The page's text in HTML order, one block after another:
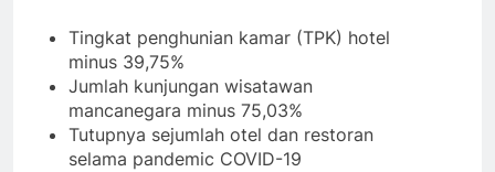
Tingkat penghunian kamar (TPK) hotel
minus 39,75%
Jumlah kunjungan wisatawan
mancanegara minus 75,03%
Tutupnya sejumlah otel dan restoran
selama pandemic COVID-19